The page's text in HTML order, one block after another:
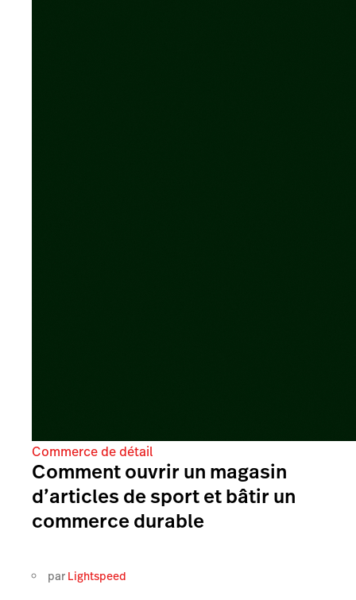
Commerce de détail
Comment ouvrir un magasin
d’articles de sport et bâtir un
commerce durable
par Lightspeed